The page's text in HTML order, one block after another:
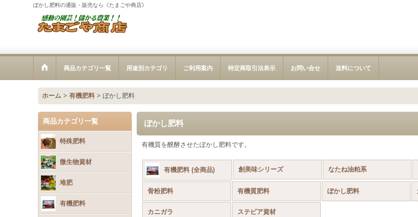
ぼかし肥料の通販・販売なら《たまごや商店》
商品カテゴリ一覧 用途別カテゴリ ご利用案内 特定商取引法表示 お問い合せ 送料について
ホーム > 有機肥料 > ぼかし肥料
商品カテゴリ一覧
特殊肥料
微生物資材
堆肥
有機肥料
ぼかし肥料
有機質を醗酵させたぼかし肥料です。
有機肥料 (全商品) 創美味シリーズ なたね油粕系
骨粉肥料 有機質肥料 ぼかし肥料
カニガラ ステビア資材